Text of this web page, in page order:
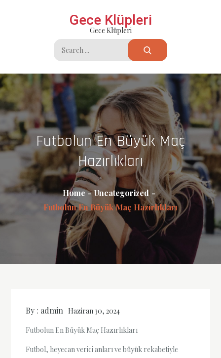
Gece Klüpleri
Gece Klüpleri
Search
for:
Futbolun En Büyük Maç
Hazırlıkları
Home
Uncategorized
Futbolun En Büyük Maç Hazırlıkları
By : admin Haziran 30, 2024
Futbolun En Büyük Maç Hazırlıkları
Futbol, heyecan verici anları ve büyük rekabetiyle